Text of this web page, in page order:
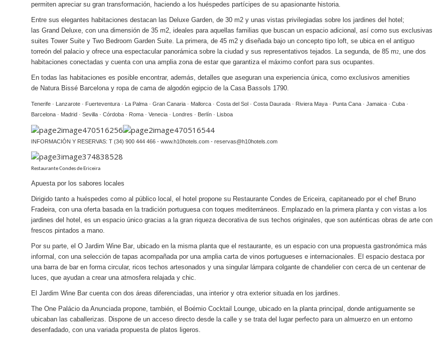
permiten apreciar su gran transformación, haciendo a los huéspedes partícipes de su apasionante historia.
Entre sus elegantes habitaciones destacan las Deluxe Garden, de 30 m2 y unas vistas privilegiadas sobre los jardines del hotel;
las Grand Deluxe, con una dimensión de 35 m2, ideales para aquellas familias que buscan un espacio adicional, así como sus exclusivas
suites Tower Suite y Two Bedroom Garden Suite. La primera, de 45 m2 y diseñada bajo un concepto tipo loft, se ubica en el antiguo
torreón del palacio y ofrece una espectacular panorámica sobre la ciudad y sus representativos tejados. La segunda, de 85 m2, une dos
habitaciones conectadas y cuenta con una amplia zona de estar que garantiza el máximo confort para sus ocupantes.
En todas las habitaciones es posible encontrar, además, detalles que aseguran una experiencia única, como exclusivos amenities
de Natura Bissé Barcelona y ropa de cama de algodón egipcio de la Casa Bassols 1790.
Tenerife · Lanzarote · Fuerteventura · La Palma · Gran Canaria · Mallorca · Costa del Sol · Costa Daurada · Riviera Maya · Punta Cana · Jamaica · Cuba ·
Barcelona · Madrid · Sevilla · Córdoba · Roma · Venecia · Londres · Berlín · Lisboa
INFORMACIÓN Y RESERVAS: T (34) 900 444 466 - www.h10hotels.com - reservas@h10hotels.com
Restaurante Condes de Ericeira
Apuesta por los sabores locales
Dirigido tanto a huéspedes como al público local, el hotel propone su Restaurante Condes de Ericeira, capitaneado por el chef Bruno
Fradeira, con una oferta basada en la tradición portuguesa con toques mediterráneos. Emplazado en la primera planta y con vistas a los
jardines del hotel, es un espacio único gracias a la gran riqueza decorativa de sus techos originales, que son auténticas obras de arte con
frescos pintados a mano.
Por su parte, el O Jardim Wine Bar, ubicado en la misma planta que el restaurante, es un espacio con una propuesta gastronómica más
informal, con una selección de tapas acompañada por una amplia carta de vinos portugueses e internacionales. El espacio destaca por
una barra de bar en forma circular, ricos techos artesonados y una singular lámpara colgante de chandelier con cerca de un centenar de
luces, que ayudan a crear una atmosfera relajada y chic.
El Jardim Wine Bar cuenta con dos áreas diferenciadas, una interior y otra exterior situada en los jardines.
The One Palácio da Anunciada propone, también, el Boémio Cocktail Lounge, ubicado en la planta principal, donde antiguamente se
ubicaban las caballerizas. Dispone de un acceso directo desde la calle y se trata del lugar perfecto para un almuerzo en un entorno
desenfadado, con una variada propuesta de platos ligeros.